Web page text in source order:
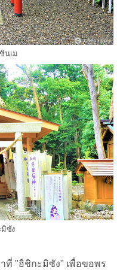
นเม
ซัง
ที่ "อิชิกะมิซัง" เพื่อขอพร